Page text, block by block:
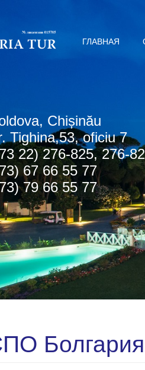
ГЛАВНАЯ
Chișinău
Tighina,53, oficiu 7
22) 276-825, 276-
67 66 55 77
79 66 55 77
Болгария